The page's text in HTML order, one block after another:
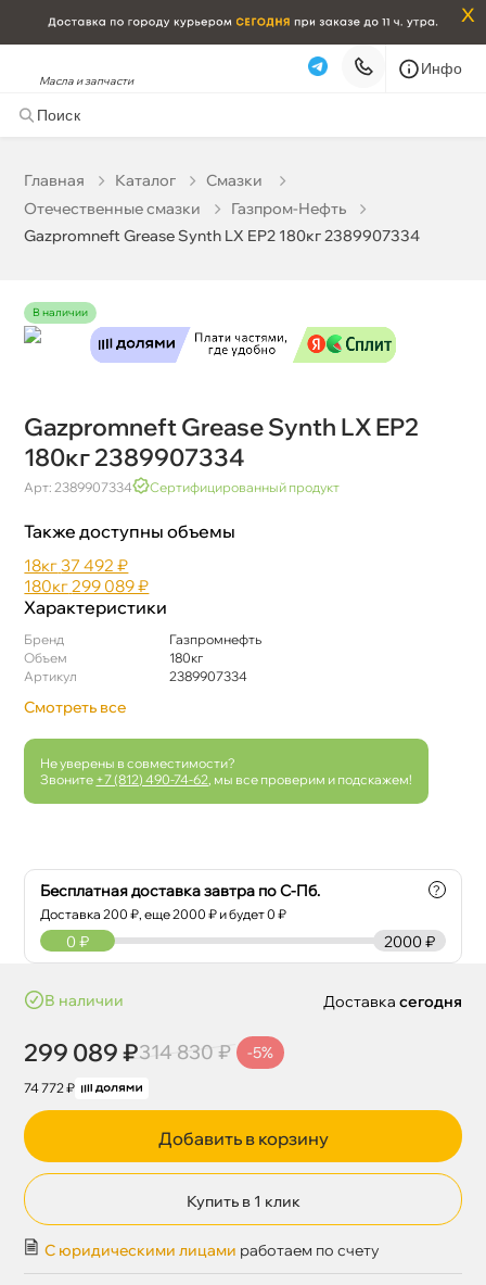
x
Масла и запчасти
Инфо
Главная Катало
Смазки
Отечественные смазки
Газпром-Нефть
Gazpromneft Grease Synth LX EP2 180кг 2389907334
наличии
Gazpromneft Grease Synth LX EP2
180кг 2389907334
Арт: 2389907334 Сертифицированный продукт
Также доступны объемы
18к37 492 ₽
180к 299 089 ₽
Характеристики
Бренд
Газпромнефть
Объем
180к
Артикул
2389907334
Смотреть все
Не уверены в совместимости?
Звоните +7 (812) 490-74-62 , мы все проверим и подскажем!
Бесплатная доставка завтра по С-Пб.
Доставка200 ₽, еще2000 ₽ и будет 0 ₽
?
2000 ₽
0 ₽
наличии
299 089 ₽314 830 ₽ -5%
74 772 ₽
Доставка сегодня
Добавить в корзину
Купить в 1 клик
С юридическими лицами работаем по счету
Бесплатная Сегодня, 06.08 (при заказе от 2000₽)
Самовывоз
Карта Список